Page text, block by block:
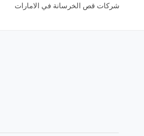
شركات قص الخرسانة في الامارات